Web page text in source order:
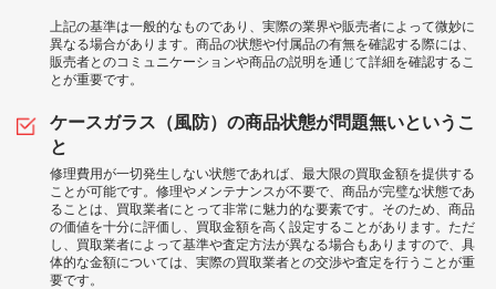
上記の基準は一般的なものであり、実際の業界や販売者によって微妙に
異なる場合があります。商品の状態や付属品の有無を確認する際には、
販売者とのコミュニケーションや商品の説明を通じて詳細を確認するこ
とが重要です。
ケースガラス（風防）の商品状態が問題無いというこ
と
修理費用が一切発生しない状態であれば、最大限の買取金額を提供する
ことが可能です。修理やメンテナンスが不要で、商品が完璧な状態であ
ることは、買取業者にとって非常に魅力的な要素です。そのため、商品
の価値を十分に評価し、買取金額を高く設定することがあります。ただ
し、買取業者によって基準や査定方法が異なる場合もありますので、具
体的な金額については、実際の買取業者との交渉や査定を行うことが重
要です。